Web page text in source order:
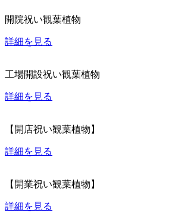
開院祝い観葉植物
詳細を見る
工場開設祝い観葉植物
詳細を見る
【開店祝い観葉植物】
詳細を見る
【開業祝い観葉植物】
詳細を見る